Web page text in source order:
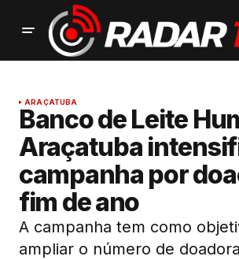
ARAÇATUBA
Banco de Leite
Araçatuba
campanha por
fim de ano
A campanha tem como
ampliar o número de